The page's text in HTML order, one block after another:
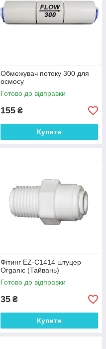
Обмежувач потоку 300 для
осмосу
Готово до відправки
155 ₴
Купити
Фітинг EZ-C1414 штуцер
Organic (Тайвань)
Готово до відправки
35 ₴
Купити